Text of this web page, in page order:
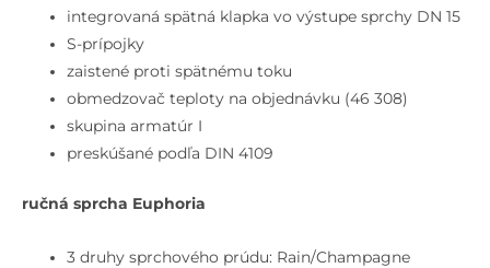
integrovaná spätná klapka vo výstupe sprchy DN 15
S-prípojky
zaistené proti spätnému toku
obmedzovač teploty na objednávku (46 308)
skupina armatúr I
preskúšané podľa DIN 4109
ručná sprcha Euphoria
3 druhy sprchového prúdu: Rain/Champagne